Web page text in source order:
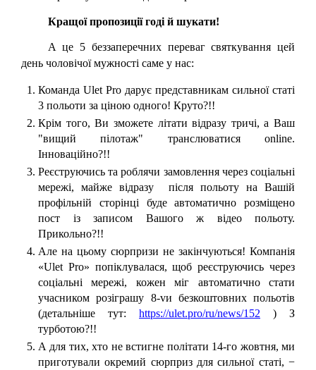
Кращої пропозиції годі й шукати!
А це 5 беззаперечних переваг святкування цей
день чоловічої мужності саме у нас:
Команда Ulet Pro дарує представникам сильної статі
3 польоти за ціною одного! Круто?!!
Крім того, Ви зможете літати відразу тричі, а Ваш
"вищий пілотаж" транслюватися online.
Інноваційно?!!
Реєструючись та роблячи замовлення через соціальні
мережі, майже відразу після польоту на Вашій
профільній сторінці буде автоматично розміщено
пост із записом Вашого ж відео польоту.
Прикольно?!!
Але на цьому сюрпризи не закінчуються! Компанія
«Ulet Pro» попіклувалася, щоб реєструючись через
соціальні мережі, кожен міг автоматично стати
учасником розіграшу 8-vи безкоштовних польотів
(детальніше тут: https://ulet.pro/ru/news/152 ) З
турботою?!!
А для тих, хто не встигне політати 14-го жовтня, ми
приготували окремий сюрприз для сильної статі, −